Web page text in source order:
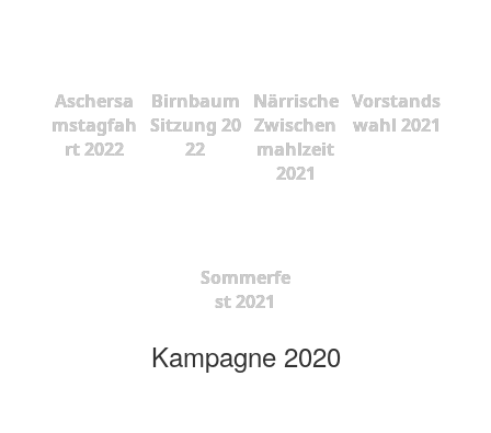
Aschersa
mstagfah
rt 2022
Birnbaum
Sitzung 20
22
Närrische
Zwischen
mahlzeit
2021
Vorstands
wahl 2021
Sommerfe
st 2021
Kampagne 2020